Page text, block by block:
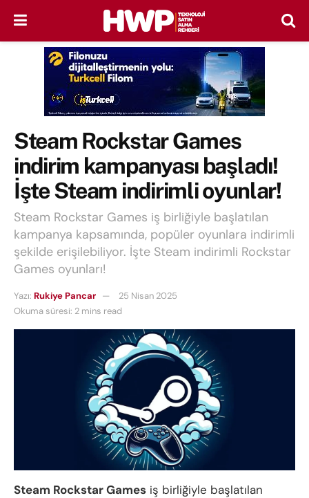
Steam Rockstar Games
indirim kampanyası başladı!
İşte Steam indirimli oyunlar!
Steam Rockstar Games iş birliğiyle başlatılan
kampanya kapsamında, popüler oyunlara indirimli
şekilde erişilebiliyor. İşte Steam indirimli Rockstar
Games oyunları!
Yazı: Rukiye Pancar
25 Nisan 2025
Okuma süresi: 2 mins read
Steam Rockstar Games iş birliğiyle başlatılan